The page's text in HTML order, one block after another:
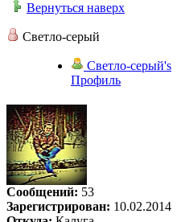
Вернуться наверх
Светло-серый
Светло-серый's
Профиль
Сообщений: 53
Зарегистрирован: 10.02.2014